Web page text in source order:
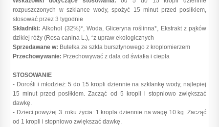
rozpuszczonych w szklance wody, spożyć 15 minut przed posiłkiem,
stosować przez 3 tygodnie
Składniki: Alkohol (32%)*, Woda, Gliceryna roślinna*, Ekstrakt z pąków
dzikiej róży (Rosa canina L.), *z upraw ekologicznych
Sprzedawane w: Butelka ze szkła bursztynowego z kroplomierzem
Przechowywanie: Przechowywać z dala od światła i ciepła
STOSOWANIE
- Dorośli i młodzież: 5 do 15 kropli dziennie na szklankę wody, najlepiej
15 minut przed posiłkiem. Zacząć od 5 kropli i stopniowo zwiększać
dawkę.
- Dzieci powyżej 3. roku życia: 1 kropla dziennie na wagę 10 kg. Zacząć
od 1 kropli i stopniowo zwiększać dawkę.